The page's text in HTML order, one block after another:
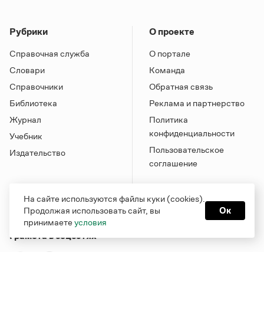
Рубрики
Справочная служба
Словари
Справочники
Библиотека
Журнал
Учебник
Издательство
О проекте
О портале
Команда
Обратная связь
Реклама и партнерство
Политика
конфиденциальности
Пользовательское
соглашение
Грамота в соцсетях
На сайте используются файлы куки (cookies).
Продолжая использовать сайт, вы
принимаетеусловия
Ок